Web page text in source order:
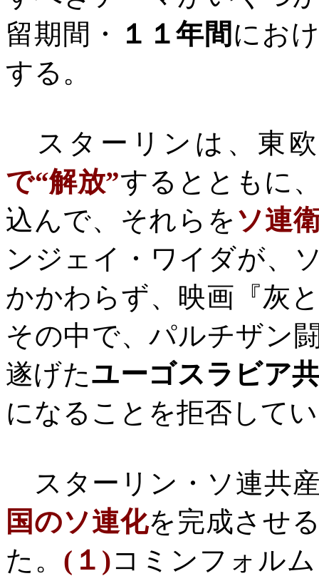
留期間・
１１年間 にお
する。
スターリンは、東
で“解放”するとともに
込んで、それらを ソ連
ンジェイ・ワイダが、
かかわらず、映画『灰
その中で、パルチザン
遂げたユーゴスラビア
になることを拒否して
スターリン・ソ連共
国のソ連化を完成させ
た。 ( １ )コミンフォル